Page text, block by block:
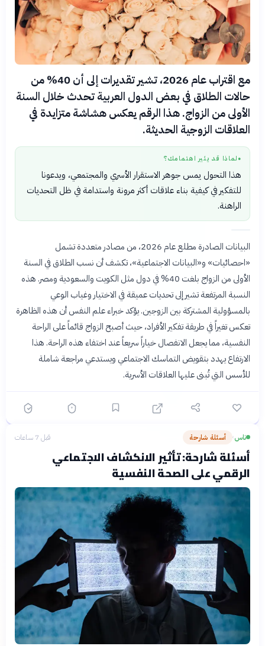
مع اقتراب عام 2026، تشير تقديرات إلى أن 40% من
حالات الطلاق في بعض الدول العربية تحدث خلال السنة
الأولى من الزواج. هذا الرقم يعكس هشاشة متزايدة في
العلاقات الزوجية الحديثة.
● لماذا قد يثير اهتمامك؟
هذا التحول يمس جوهر الاستقرار الأسري والمجتمعي، ويدعونا
للتفكير في كيفية بناء علاقات أكثر مرونة واستدامة في ظل التحديات
الراهنة.
البيانات الصادرة مطلع عام 2026، من مصادر متعددة تشمل
«احصائيات» و«البيانات الاجتماعية»، تكشف أن نسب الطلاق في السنة
الأولى من الزواج بلغت 40% في دول مثل الكويت والسعودية ومصر. هذه
النسبة المرتفعة تشير إلى تحديات عميقة في الاختيار وغياب الوعي
بالمسؤولية المشتركة بين الزوجين. يؤكد خبراء علم النفس أن هذه الظاهرة
تعكس تغيراً في طريقة تفكير الأفراد، حيث أصبح الزواج قائماً على الراحة
النفسية، مما يجعل الانفصال خياراً سريعاً عند اختفاء هذه الراحة. هذا
الارتفاع يهدد بتقويض التماسك الاجتماعي ويستدعي مراجعة شاملة
للأسس التي تُبنى عليها العلاقات الأسرية.
ناس› أسئلة شارحة قبل 7 ساعات
أسئلة شارحة: تأثير الانكشاف الاجتماعي
الرقمي على الصحة النفسية